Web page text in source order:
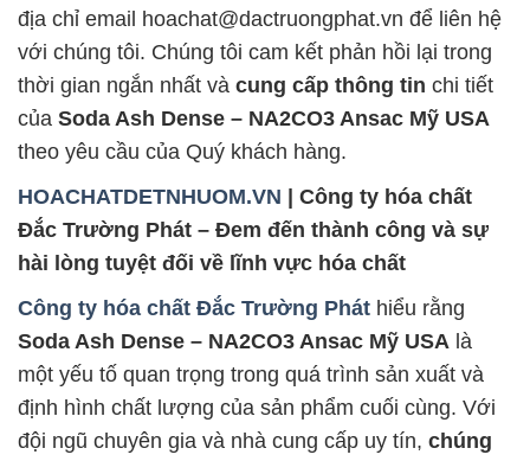
địa chỉ email hoachat@dactruongphat.vn để liên hệ
với chúng tôi. Chúng tôi cam kết phản hồi lại trong
thời gian ngắn nhất và cung cấp thông tin chi tiết
của Soda Ash Dense – NA2CO3 Ansac Mỹ USA
theo yêu cầu của Quý khách hàng.
HOACHATDETNHUOM.VN | Công ty hóa chất
Đắc Trường Phát – Đem đến thành công và sự
hài lòng tuyệt đối về lĩnh vực hóa chất
Công ty hóa chất Đắc Trường Phát hiểu rằng
Soda Ash Dense – NA2CO3 Ansac Mỹ USA là
một yếu tố quan trọng trong quá trình sản xuất và
định hình chất lượng của sản phẩm cuối cùng. Với
đội ngũ chuyên gia và nhà cung cấp uy tín, chúng